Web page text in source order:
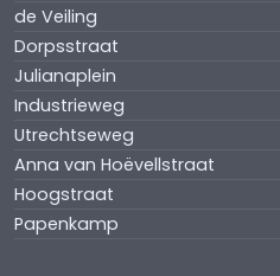
de Veiling
Dorpsstraat
Julianaplein
Industrieweg
Utrechtseweg
Anna van Hoëvellstraat
Hoogstraat
Papenkamp